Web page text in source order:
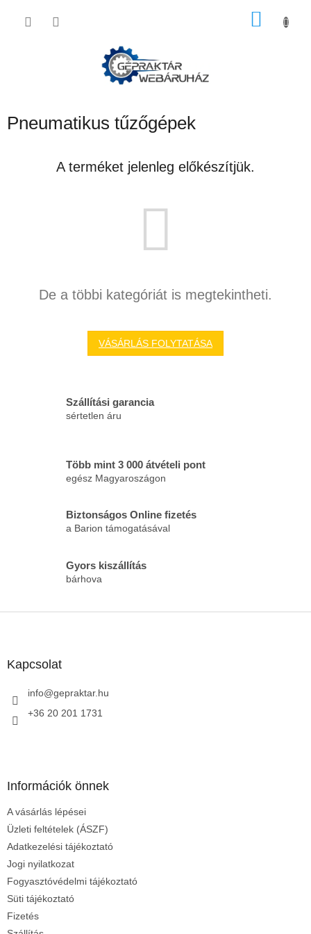
Pneumatikus tűzőgépek
A terméket jelenleg előkészítjük.
De a többi kategóriát is megtekintheti.
VÁSÁRLÁS FOLYTATÁSA
Szállítási garancia
sértetlen áru
Több mint 3 000 átvételi pont
egész Magyaroszágon
Biztonságos Online fizetés
a Barion támogatásával
Gyors kiszállítás
bárhova
Kapcsolat
info@gepraktar.hu
+36 20 201 1731
Információk önnek
A vásárlás lépései
Üzleti feltételek (ÁSZF)
Adatkezelési tájékoztató
Jogi nyilatkozat
Fogyasztóvédelmi tájékoztató
Süti tájékoztató
Fizetés